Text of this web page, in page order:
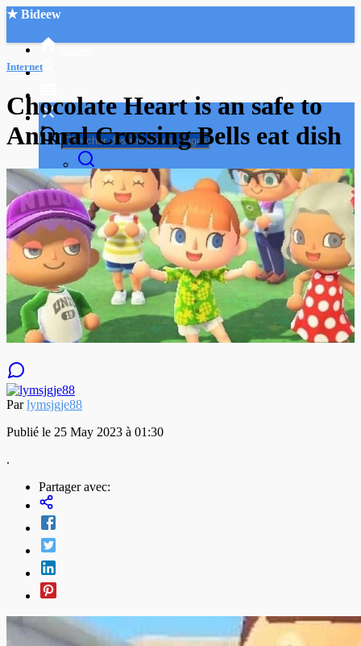
★ Bideew
Recherche Avancée
Mon compte
Connexion
Créer un compte
Mode nuit
Internet
Chocolate Heart is an safe to
Animal Crossing Bells eat dish
Parlymsjgje88
Publié le 25 May 2023 à 01:30
.
Partager avec: